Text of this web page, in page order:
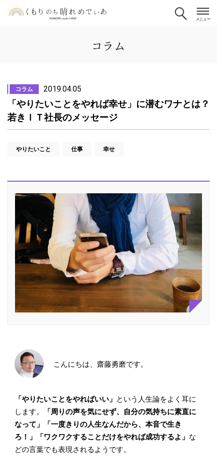
コラム
コラム 2019.04.05
「やりたいことをやれば幸せ」に潜むワナとは？
若きＩＴ社長のメッセージ
やりたいこと 仕事 幸せ
こんにちは、齋藤勇磨です。
「やりたいことをやればいい」 という人生論をよく耳に
します。
「周りの声を気にせず、自分の気持ちに素直に
なって」「一度きりの人生なんだから、本音で生き
ろ！」「ワクワクすることだけをやれば成功するよ」 な
どの言葉でも表現されるようです。